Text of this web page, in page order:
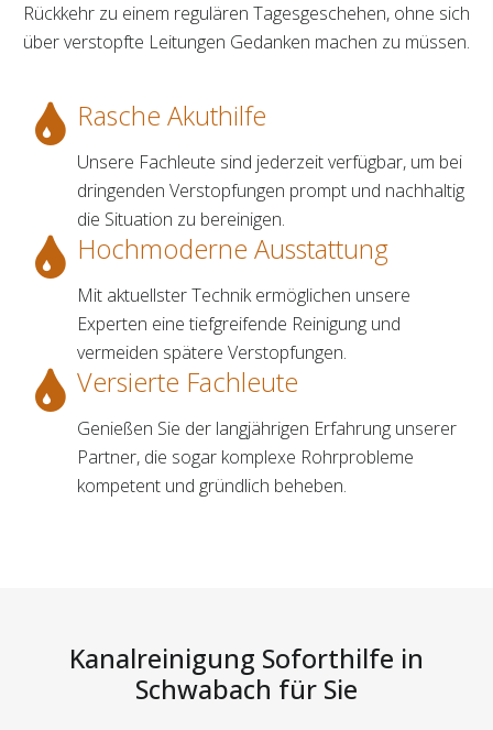
Rückkehr zu einem regulären Tagesgeschehen, ohne sich
über verstopfte Leitungen Gedanken machen zu müssen.
Rasche Akuthilfe
Unsere Fachleute sind jederzeit verfügbar, um bei
dringenden Verstopfungen prompt und nachhaltig
die Situation zu bereinigen.
Hochmoderne Ausstattung
Mit aktuellster Technik ermöglichen unsere
Experten eine tiefgreifende Reinigung und
vermeiden spätere Verstopfungen.
Versierte Fachleute
Genießen Sie der langjährigen Erfahrung unserer
Partner, die sogar komplexe Rohrprobleme
kompetent und gründlich beheben.
Kanalreinigung Soforthilfe in
Schwabach für Sie